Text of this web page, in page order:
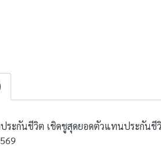
ระกันชีวิต เชิดชูสุดยอดตัวแทนประกันชี